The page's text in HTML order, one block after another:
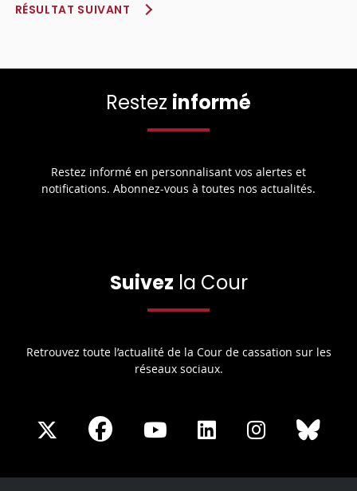
RÉSULTAT SUIVANT
Restez informé
Restez informé en personnalisant vos alertes et
notifications. Abonnez-vous à toutes nos actualités.
Suivez la Cour
Retrouvez toute l’actualité de la Cour de cassation sur les
réseaux sociaux.
Share
X
Share
Facebook
Share
Youtube
Share
LinkedIn
Share
Instagram